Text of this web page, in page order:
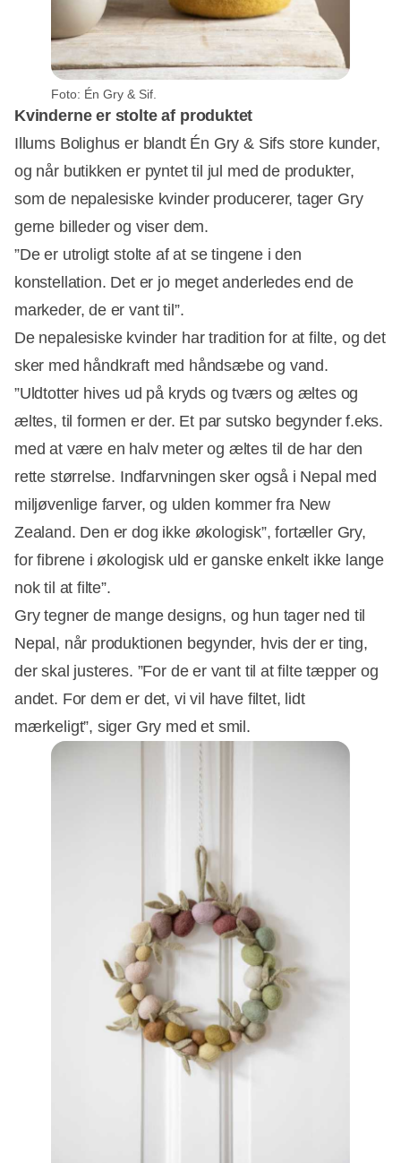
Foto: Én Gry & Sif.
Kvinderne er stolte af produktet
Illums Bolighus er blandt Én Gry & Sifs store kunder,
og når butikken er pyntet til jul med de produkter,
som de nepalesiske kvinder producerer, tager Gry
gerne billeder og viser dem.
”De er utroligt stolte af at se tingene i den
konstellation. Det er jo meget anderledes end de
markeder, de er vant til”.
De nepalesiske kvinder har tradition for at filte, og det
sker med håndkraft med håndsæbe og vand.
”Uldtotter hives ud på kryds og tværs og æltes og
æltes, til formen er der. Et par sutsko begynder f.eks.
med at være en halv meter og æltes til de har den
rette størrelse. Indfarvningen sker også i Nepal med
miljøvenlige farver, og ulden kommer fra New
Zealand. Den er dog ikke økologisk”, fortæller Gry,
for fibrene i økologisk uld er ganske enkelt ikke lange
nok til at filte”.
Gry tegner de mange designs, og hun tager ned til
Nepal, når produktionen begynder, hvis der er ting,
der skal justeres. ”For de er vant til at filte tæpper og
andet. For dem er det, vi vil have filtet, lidt
mærkeligt”, siger Gry med et smil.